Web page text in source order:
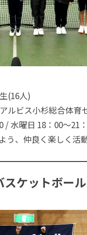
(16人)
ルビス小杉総合体育
/ 水曜日 18：00～21
、仲良く楽しく活動
ケットボー